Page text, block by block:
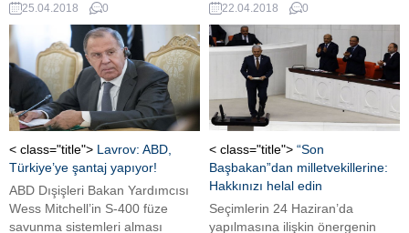
görüşme sona erdi. Gül’ün
ofisinde gerçekleşen görüşme
14.00’da başlamıştı. 24
Haziran’da yapılacak seçim ve
Gül’ün cumhurbaşkanlığı
adaylığının konuşulduğu
görüşme, 2 saatten fazla sürdü.
Görüşme sonrasında basına
herhangi bir açıklama yapılmadı
Cumhurbaşkanlığı ve
Milletvekilliği seçimlerinin 24
Haziran’da yapılması...
25.04.2018 0
taradı. Saldırıda 3 kişi öldü, 4 kişi
yaralandı ABD’nin Tennessee
kentinde silahlı bir kişinin bir
waffle dükkanına girerek
içerideki kişilere ateş açtığı
belirtildi. AR-15 tipi silah taşıdığı
belirtilen saldırganın çıplak
olduğu ve üzerinde sadece yeşil
bir ceket bulunduğu...
22.04.2018 0
< class="title"> Lavrov: ABD,
Türkiye’ye şantaj yapıyor!
ABD Dışişleri Bakan Yardımcısı
Wess Mitchell’in S-400 füze
savunma sistemleri alması
< class="title"> “Son
Başbakan”dan milletvekillerine:
Hakkınızı helal edin
Seçimlerin 24 Haziran’da
yapılmasına ilişkin önergenin